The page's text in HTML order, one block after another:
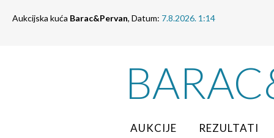
Aukcijska kuća Barac&Pervan, Datum: 7.8.2026. 1:14
AUKCIJE
REZULTATI